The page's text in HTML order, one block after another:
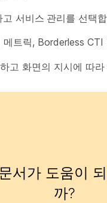
고 서비스 관리를 선택
트릭, Borderless
고 화면의 지시에 따
서가 도움이
까?